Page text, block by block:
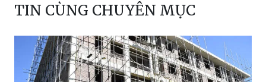
TIN CÙNG CHUYÊN MỤC